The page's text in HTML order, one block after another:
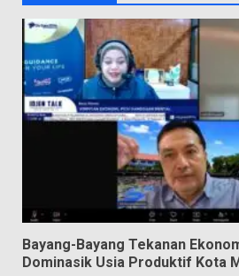
Bayang-Bayang Tekanan
Dominasik Usia Produktif Kota